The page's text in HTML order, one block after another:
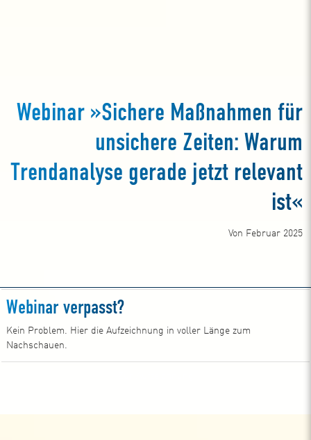
Webinar »Sichere Maßnahmen für
unsichere Zeiten: Warum
Trendanalyse gerade jetzt relevant
ist«
Von Februar 2025
Webinar verpasst?
Kein Problem. Hier die Aufzeichnung in voller Länge zum
Nachschauen.